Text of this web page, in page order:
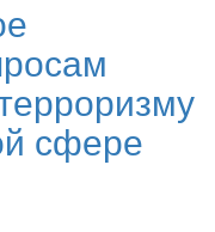
сфере